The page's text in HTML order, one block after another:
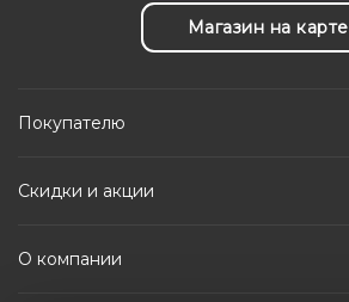
Магазин на карте
Покупателю
Скидки и акции
О компании